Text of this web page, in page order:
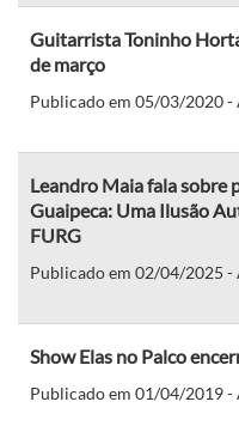
Guitarrista Toninho
de março
Publicado em 05/03/2020
Leandro Maia fala sobre
Guaipeca: Uma Ilusão
FURG
Publicado em 02/04/2025
Show Elas no Palco
Publicado em 01/04/2019 -